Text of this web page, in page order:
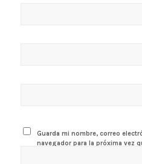
Guarda mi nombre, correo
navegador para la próxima vez